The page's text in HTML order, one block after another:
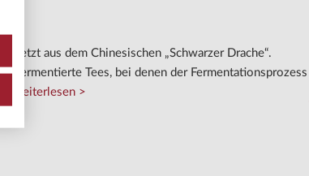
aus dem Chinesischen „Schwarzer Drache“.
Tees, bei denen der Fermentationsprozess
weiterlesen